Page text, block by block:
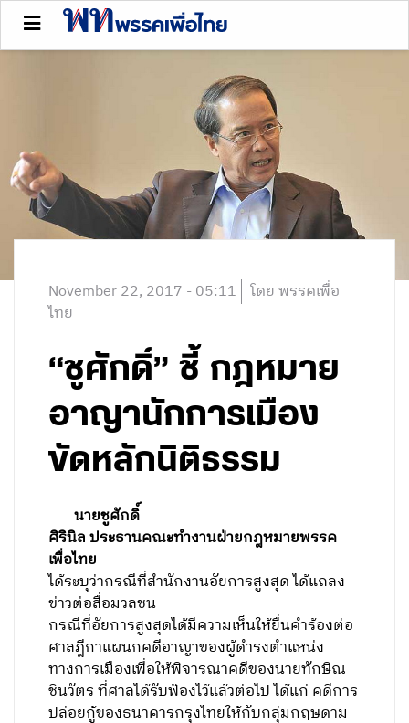
November 22, 2017 - 05:11 โดย พรรคเพื่อ
ไทย
“ชูศักดิ์” ชี้ กฎหมาย
อาญานักการเมือง
ขัดหลักนิติธรรม
นายชูศักดิ์
ศิรินิล ประธานคณะทำงานฝ่ายกฎหมายพรรค
เพื่อไทย
ได้ระบุว่ากรณีที่สำนักงานอัยการสูงสุด ได้แถลง
ข่าวต่อสื่อมวลชน
กรณีที่อัยการสูงสุดได้มีความเห็นให้ยื่นคำร้องต่อ
ศาลฎีกาแผนกคดีอาญาของผู้ดำรงตำแหน่ง
ทางการเมืองเพื่อให้พิจารณาคดีของนายทักษิณ
ชินวัตร ที่ศาลได้รับฟ้องไว้แล้วต่อไป ได้แก่ คดีการ
ปล่อยกู้ของธนาคารกรุงไทยให้กับกลุ่มกฤษดาม